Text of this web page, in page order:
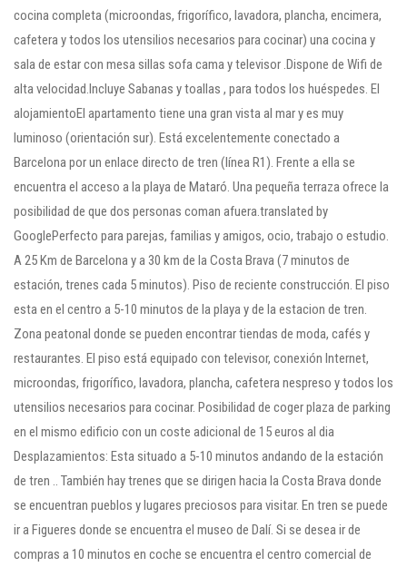
cocina completa (microondas, frigorífico, lavadora, plancha, encimera,
cafetera y todos los utensilios necesarios para cocinar) una cocina y
sala de estar con mesa sillas sofa cama y televisor .Dispone de Wifi de
alta velocidad.Incluye Sabanas y toallas , para todos los huéspedes. El
alojamientoEl apartamento tiene una gran vista al mar y es muy
luminoso (orientación sur). Está excelentemente conectado a
Barcelona por un enlace directo de tren (línea R1). Frente a ella se
encuentra el acceso a la playa de Mataró. Una pequeña terraza ofrece la
posibilidad de que dos personas coman afuera.translated by
GooglePerfecto para parejas, familias y amigos, ocio, trabajo o estudio.
A 25 Km de Barcelona y a 30 km de la Costa Brava (7 minutos de
estación, trenes cada 5 minutos). Piso de reciente construcción. El piso
esta en el centro a 5-10 minutos de la playa y de la estacion de tren.
Zona peatonal donde se pueden encontrar tiendas de moda, cafés y
restaurantes. El piso está equipado con televisor, conexión Internet,
microondas, frigorífico, lavadora, plancha, cafetera nespreso y todos los
utensilios necesarios para cocinar. Posibilidad de coger plaza de parking
en el mismo edificio con un coste adicional de 15 euros al dia
Desplazamientos: Esta situado a 5-10 minutos andando de la estación
de tren .. También hay trenes que se dirigen hacia la Costa Brava donde
se encuentran pueblos y lugares preciosos para visitar. En tren se puede
ir a Figueres donde se encuentra el museo de Dalí. Si se desea ir de
compras a 10 minutos en coche se encuentra el centro comercial de